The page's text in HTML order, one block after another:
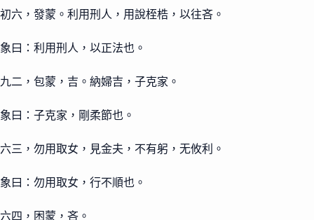
初六，發蒙。利用刑人，用說桎梏，以往吝。
象曰：利用刑人，以正法也。
九二，包蒙，吉。納婦吉，子克家。
象曰：子克家，剛柔節也。
六三，勿用取女，見金夫，不有躬，无攸利。
象曰：勿用取女，行不順也。
六四，困蒙，吝。